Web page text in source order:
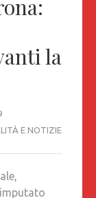
la
E NOTIZIE